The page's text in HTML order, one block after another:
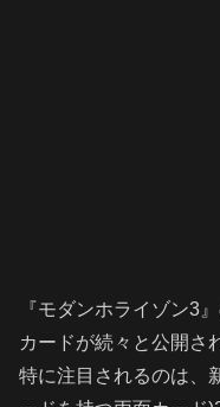
『モダンホライゾン3
カードが続々と公開さ
特に注目されるのは、